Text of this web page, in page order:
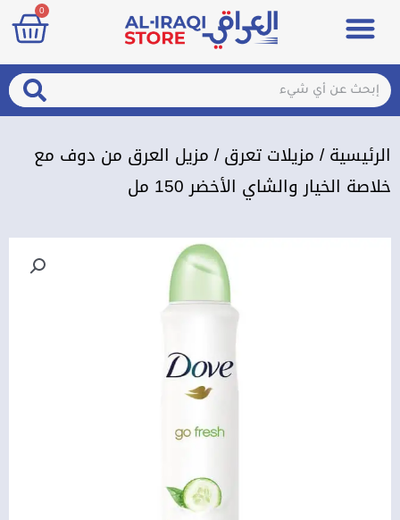
Menu
0
Search
الرئيسية/مزيلات تعرق/ مزيل العرق من دوف مع
خلاصة الخيار والشاي الأخضر 150 مل